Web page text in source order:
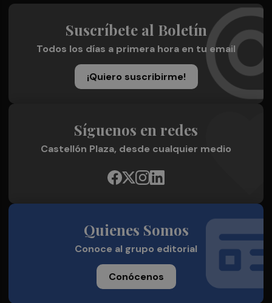
Suscríbete al Boletín
Todos los días a primera hora en tu email
¡Quiero suscribirme!
Síguenos en redes
Castellón Plaza, desde cualquier medio
Quienes Somos
Conoce al grupo editorial
Conócenos